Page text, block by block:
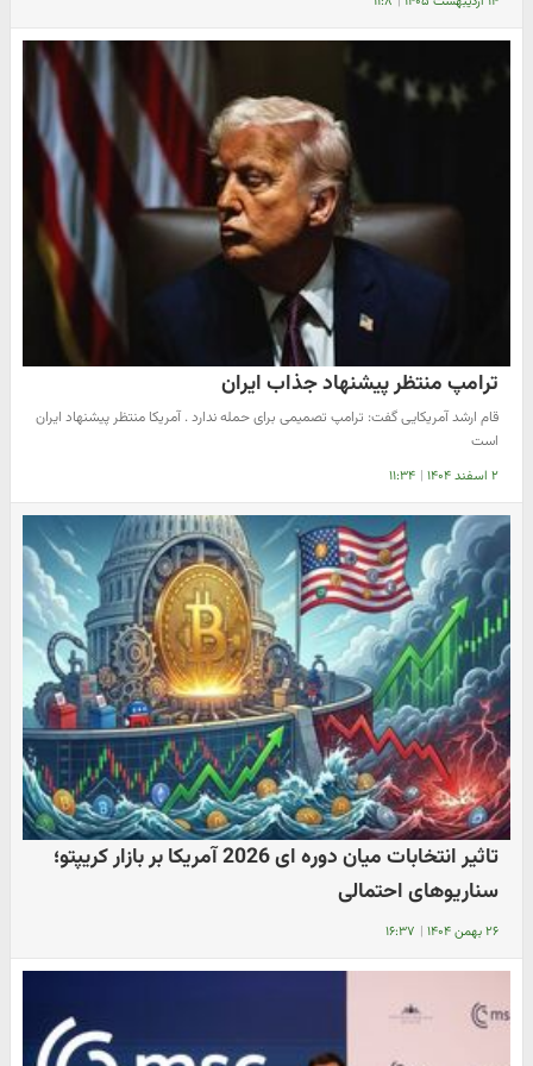
ترامپ منتظر پیشنهاد جذاب ایران
قام ارشد آمریکایی گفت: ترامپ تصمیمی برای حمله ندارد . آمریکا منتظر پیشنهاد ایران
است
۲ اسفند ۱۴۰۴ | ۱۱:۳۴
تاثیر انتخابات میان دوره ای 2026 آمریکا بر بازار کریپتو؛
سناریوهای احتمالی
۲۶ بهمن ۱۴۰۴ | ۱۶:۳۷